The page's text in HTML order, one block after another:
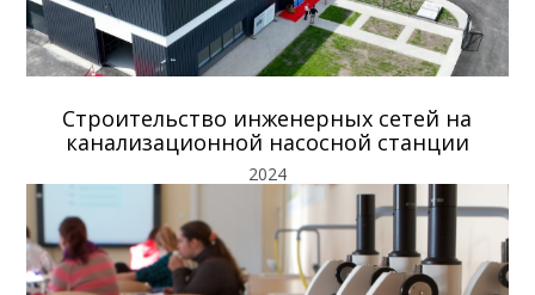
Строительство инженерных сетей на
канализационной насосной станции
2024